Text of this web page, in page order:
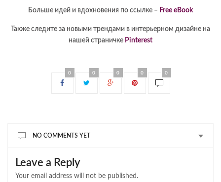
Больше идей и вдохновения по ссылке – Free eBook
Также следите за новыми трендами в интерьерном дизайне на
нашей страничке Pinterest
0 0 0 0 0
NO COMMENTS YET
Leave a Reply
Your email address will not be published.